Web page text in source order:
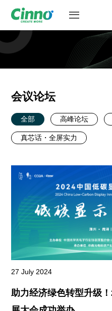
会议论坛
全部 高峰论坛
真芯话・全屏实力
27 July 2024
助力经济绿色转型升级